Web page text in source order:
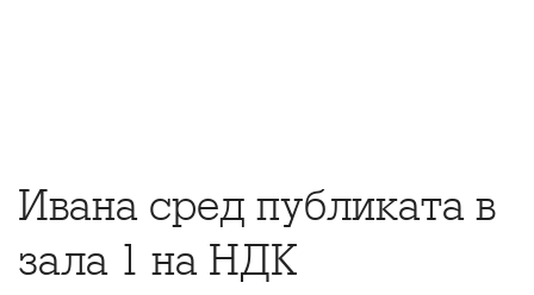
Ивана сред публиката в
зала 1 на НДК